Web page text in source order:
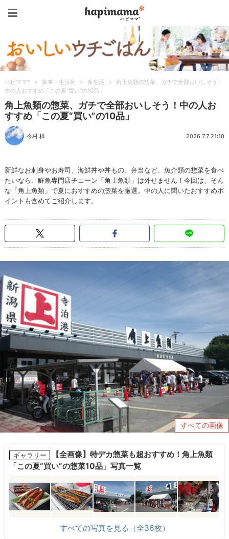
ハピママ* > 家事・生活術 > 食生活 >
角上魚類の惣菜、ガチで全部おいしそう！
中の人おすすめ「この夏“買い”の10品」
角上魚類の惣菜、ガチで全部おいしそう！中の人お
すすめ「この夏“買い”の10品」
今村 梓 2026.7.7 21:10
新鮮なお刺身やお寿司、海鮮丼や丼もの、弁当など、魚介類の惣菜を食べ
たいなら、鮮魚専門店チェーン「角上魚類」は外せません！今回は、そん
な「角上魚類」で夏におすすめの惣菜を厳選。中の人に聞いたおすすめポ
イントも含めてご紹介します。
すべての画像
ギャラリー
【全画像】特デカ惣菜も超おすすめ！角上魚類
「この夏“買い”の惣菜10品」写真一覧
すべての写真を見る（全36枚）